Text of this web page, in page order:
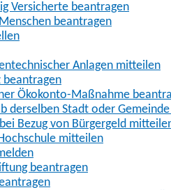
Versicherte beantragen
beantragen
Anlagen mitteilen
beantragen
Ökokonto-Maßnahme
derselben Stadt oder
Bezug von Bürgergeld
mitteilen
beantragen